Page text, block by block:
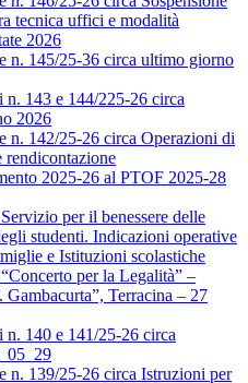
tecnica uffici e modalità
2026
n. 145/25-36 circa ultimo giorno
n. 143 e 144/225-26 circa
2026
n. 142/25-26 circa Operazioni di
rendicontazione
2025-26 al PTOF 2025-28
per il benessere delle
studenti. Indicazioni operative
e Istituzioni scolastiche
per la Legalità” –
Terracina – 27
n. 140 e 141/25-26 circa
n. 139/25-26 circa Istruzioni per